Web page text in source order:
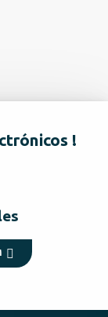
!